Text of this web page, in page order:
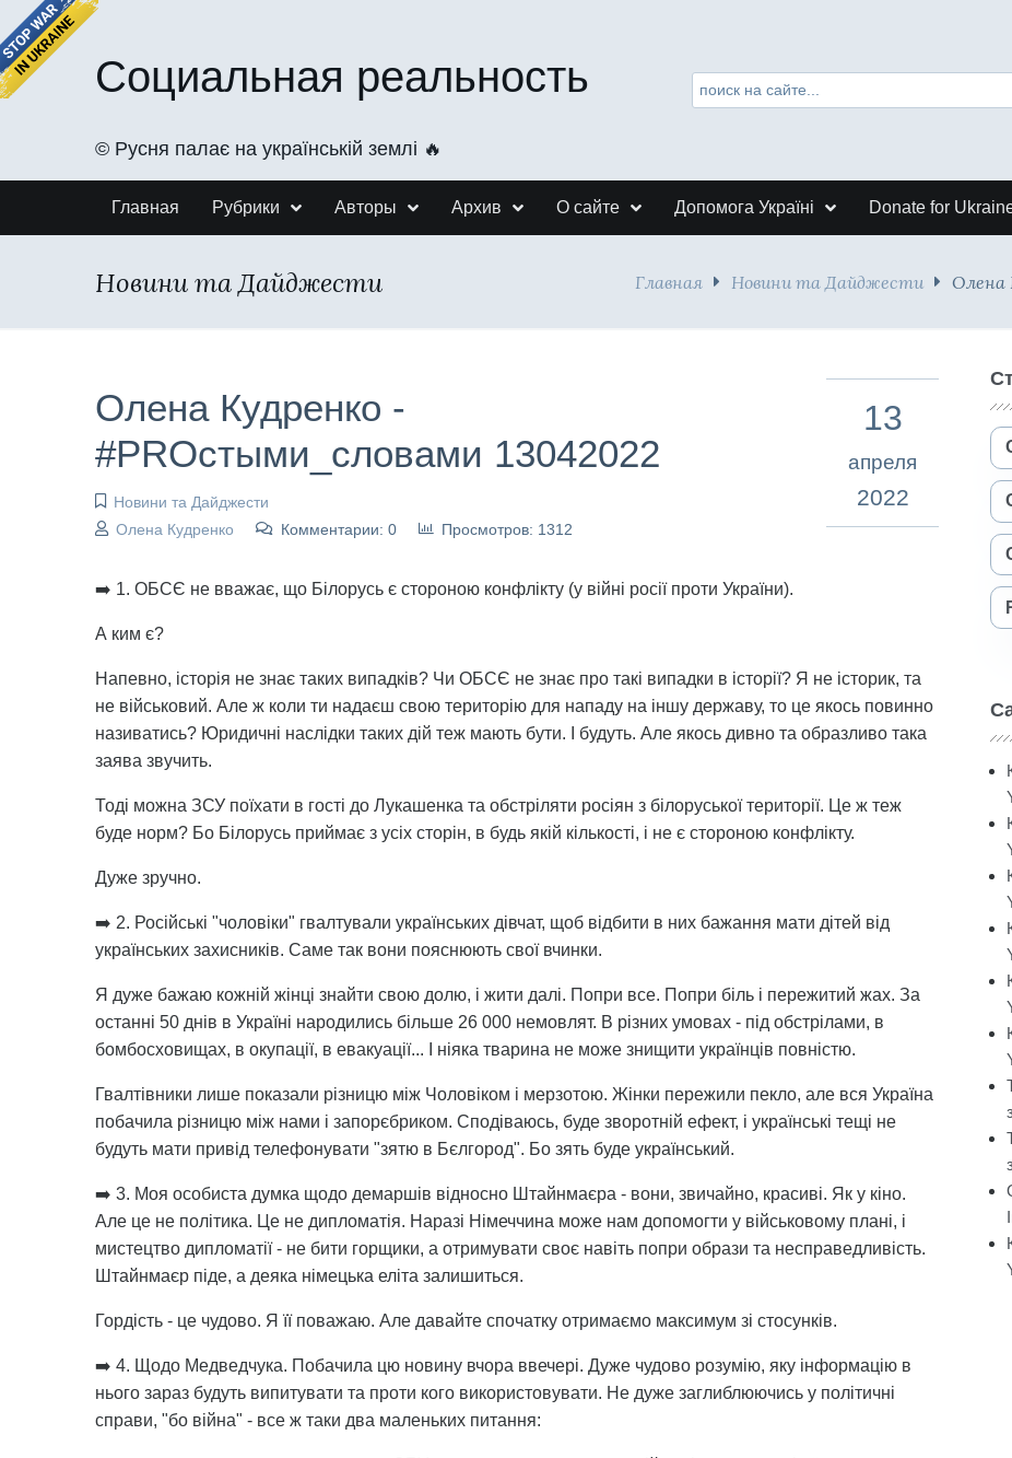
Социальная реальность
©️ Русня палає на українській землі 🔥
Главная Рубрики Авторы Архив О сайте Допомога Україні Donate for
Новини та Дайджести Главная Новини та Дайджести Олена
Олена Кудренко -
#PROстыми_словами 13042022
Новини та Дайджести
Олена Кудренко
Комментарии: 0 Просмотров: 1312
13
апреля
2022
➡️ 1. ОБСЄ не вважає, що Білорусь є стороною конфлікту (у війні росії проти України).
А ким є?
Напевно, історія не знає таких випадків? Чи ОБСЄ не знає про такі випадки в історії? Я не історик, та
не військовий. Але ж коли ти надаєш свою територію для нападу на іншу державу, то це якось повинно
називатись? Юридичні наслідки таких дій теж мають бути. І будуть. Але якось дивно та образливо така
заява звучить.
Тоді можна ЗСУ поїхати в гості до Лукашенка та обстріляти росіян з білоруської території. Це ж теж
буде норм? Бо Білорусь приймає з усіх сторін, в будь якій кількості, і не є стороною конфлікту.
Дуже зручно.
➡️ 2. Російські "чоловіки" гвалтували українських дівчат, щоб відбити в них бажання мати дітей від
українських захисників. Саме так вони пояснюють свої вчинки.
Я дуже бажаю кожній жінці знайти свою долю, і жити далі. Попри все. Попри біль і пережитий жах. За
останні 50 днів в Україні народились більше 26 000 немовлят. В різних умовах - під обстрілами, в
бомбосховищах, в окупації, в евакуації... І ніяка тварина не може знищити українців повністю.
Гвалтівники лише показали різницю між Чоловіком і мерзотою. Жінки пережили пекло, але вся Україна
побачила різницю між нами і запорєбриком. Сподіваюсь, буде зворотній ефект, і українські тещі не
будуть мати привід телефонувати "зятю в Бєлгород". Бо зять буде український.
➡️ 3. Моя особиста думка щодо демаршів відносно Штайнмаєра - вони, звичайно, красиві. Як у кіно.
Але це не політика. Це не дипломатія. Наразі Німеччина може нам допомогти у військовому плані, і
мистецтво дипломатії - не бити горщики, а отримувати своє навіть попри образи та несправедливість.
Штайнмаєр піде, а деяка німецька еліта залишиться.
Гордість - це чудово. Я її поважаю. Але давайте спочатку отримаємо максимум зі стосунків.
➡️ 4. Щодо Медведчука. Побачила цю новину вчора ввечері. Дуже чудово розумію, яку інформацію в
нього зараз будуть випитувати та проти кого використовувати. Не дуже заглиблюючись у політичні
справи, "бо війна" - все ж таки два маленьких питання: